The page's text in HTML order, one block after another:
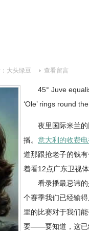
大头绿豆 查看留言
45° Juve
‘Ole’ rings round
夜里国际米兰的
播。 意大利的收费
道那跟抢老子的钱
着看12点广东卫视体
看录播最忌讳的
个赛季我们已经输
里的比赛对于我们
要——要知道，这已